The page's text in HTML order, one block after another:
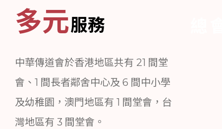
多元服務
中華傳道會於香港地區共有 21 間堂
會、1 間長者鄰舍中心及 6 間中小學
及幼稚園，澳門地區有 1 間堂會，台
灣地區有 3 間堂會。